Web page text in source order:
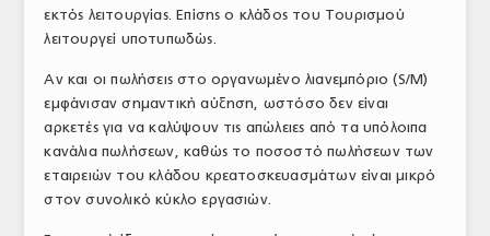
εκτός λειτουργίας. Επίσης ο κλάδος του Τουρισμού
λειτουργεί υποτυπωδώς.
Αν και οι πωλήσεις στο οργανωμένο λιανεμπόριο (S/M)
εμφάνισαν σημαντική αύξηση, ωστόσο δεν είναι
αρκετές για να καλύψουν τις απώλειες από τα υπόλοιπα
κανάλια πωλήσεων, καθώς το ποσοστό πωλήσεων των
εταιρειών του κλάδου κρεατοσκευασμάτων είναι μικρό
στον συνολικό κύκλο εργασιών.